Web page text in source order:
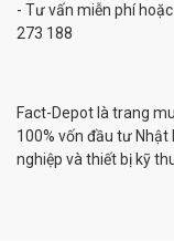
- Tư vấn miễn phí
273 188
Fact-Depot là trang
100% vốn đầu tư
nghiệp và thiết bị kỹ